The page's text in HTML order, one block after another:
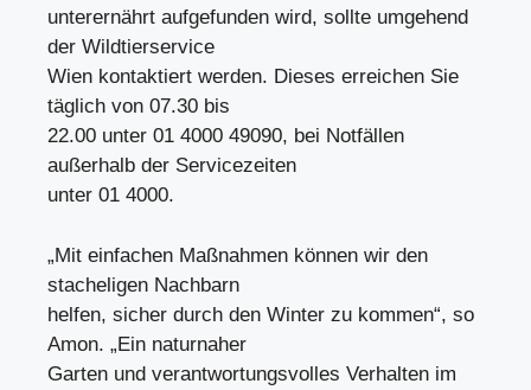
unterernährt aufgefunden wird, sollte umgehend
der Wildtierservice
Wien kontaktiert werden. Dieses erreichen Sie
täglich von 07.30 bis
22.00 unter 01 4000 49090, bei Notfällen
außerhalb der Servicezeiten
unter 01 4000.
„Mit einfachen Maßnahmen können wir den
stacheligen Nachbarn
helfen, sicher durch den Winter zu kommen“, so
Amon. „Ein naturnaher
Garten und verantwortungsvolles Verhalten im